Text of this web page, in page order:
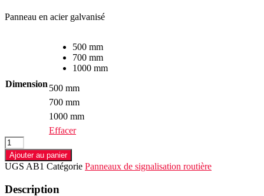
Panneau en acier galvanisé
Dimension
500 mm
700 mm
1000 mm
500 mm
700 mm
1000 mm
Effacer
quantité
de
Panneau
AB1
INTERSECTION
Ajouter au panier
UGS AB1 Catégorie Panneaux de signalisation routière
Description